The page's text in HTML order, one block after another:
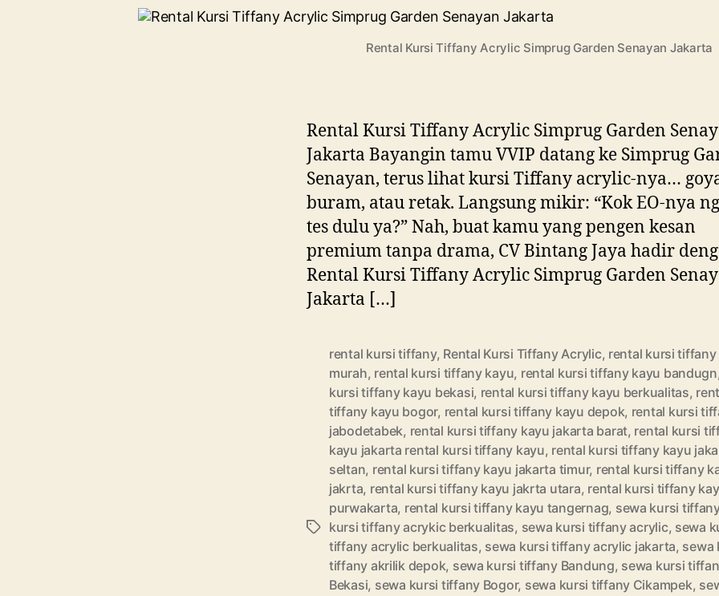
Rental Kursi Tiffany Acrylic Simprug Garden Senayan Jakarta
Rental Kursi Tiffany Acrylic Simprug Garden
Jakarta Bayangin tamu VVIP datang ke Simprug
Senayan, terus lihat kursi Tiffany acrylic-nya…
buram, atau retak. Langsung mikir: “Kok EO-nya
tes dulu ya?” Nah, buat kamu yang pengen kesan
premium tanpa drama, CV Bintang Jaya hadir
Rental Kursi Tiffany Acrylic Simprug Garden
Jakarta […]
Tag
rental kursi tiffany, Rental Kursi Tiffany Acrylic, rental kursi
murah, rental kursi tiffany kayu, rental kursi tiffany kayu bandugn
kursi tiffany kayu bekasi, rental kursi tiffany kayu berkualitas,
tiffany kayu bogor, rental kursi tiffany kayu depok, rental kursi
jabodetabek, rental kursi tiffany kayu jakarta barat, rental kursi
kayu jakarta rental kursi tiffany kayu, rental kursi tiffany kayu
seltan, rental kursi tiffany kayu jakarta timur, rental kursi tiffany
jakrta, rental kursi tiffany kayu jakrta utara, rental kursi tiffany
purwakarta, rental kursi tiffany kayu tangernag, sewa kursi tiffany
kursi tiffany acrykic berkualitas, sewa kursi tiffany acrylic, sewa
tiffany acrylic berkualitas, sewa kursi tiffany acrylic jakarta, sewa
tiffany akrilik depok, sewa kursi tiffany Bandung, sewa kursi
Bekasi, sewa kursi tiffany Bogor, sewa kursi tiffany Cikampek,